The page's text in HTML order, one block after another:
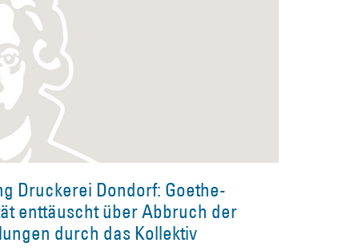
Druckerei Dondorf: Goethe-
enttäuscht über Abbruch der
durch das Kollektiv